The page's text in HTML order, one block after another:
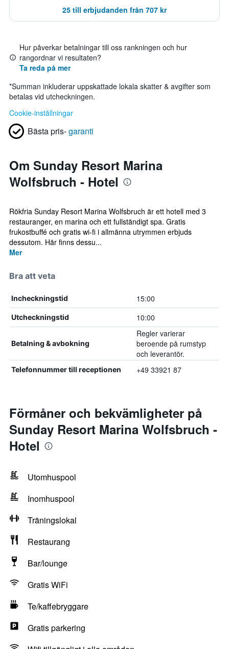
25 till erbjudanden från 707 kr
Hur påverkar betalningar till oss rankningen och hur
rangordnar vi resultaten?
Ta reda på mer
*Summan inkluderar uppskattade lokala skatter & avgifter som
betalas vid utcheckningen.
Cookie-inställningar
Bästa pris-garanti
Om Sunday Resort Marina
Wolfsbruch - Hotel
Rökfria Sunday Resort Marina Wolfsbruch är ett hotell med 3
restauranger, en marina och ett fullständigt spa. Gratis
frukostbuffé och gratis wi-fi i allmänna utrymmen erbjuds
dessutom. Här finns dessu...
Mer
Bra att veta
Incheckningstid 15:00
Utcheckningstid 10:00
Betalning & avbokning
Regler varierar
beroende på rumstyp
och leverantör.
Telefonnummer till receptionen +49 33921 87
Förmåner och bekvämligheter på
Sunday Resort Marina Wolfsbruch -
Hotel
Utomhuspool
Inomhuspool
Träningslokal
Restaurang
Bar/lounge
Gratis WiFi
Te/kaffebryggare
Gratis parkering